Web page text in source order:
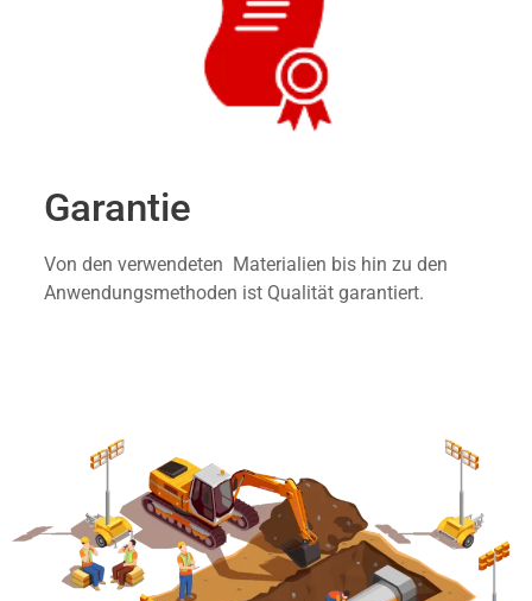
Garantie
Von den verwendeten Materialien bis hin zu den
Anwendungsmethoden ist Qualität garantiert.